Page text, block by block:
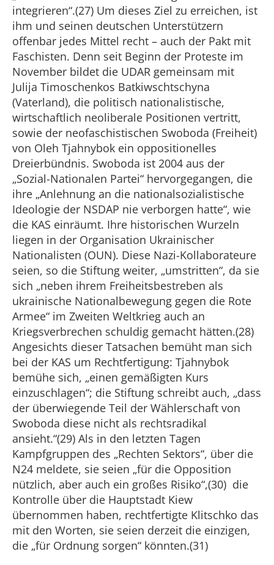
integrieren“.(27) Um dieses Ziel zu erreichen, ist
ihm und seinen deutschen Unterstützern
offenbar jedes Mittel recht – auch der Pakt mit
Faschisten. Denn seit Beginn der Proteste im
November bildet die UDAR gemeinsam mit
Julija Timoschenkos Batkiwschtschyna
(Vaterland), die politisch nationalistische,
wirtschaftlich neoliberale Positionen vertritt,
sowie der neofaschistischen Swoboda (Freiheit)
von Oleh Tjahnybok ein oppositionelles
Dreierbündnis. Swoboda ist 2004 aus der
„Sozial-Nationalen Partei“ hervorgegangen, die
ihre „Anlehnung an die nationalsozialistische
Ideologie der NSDAP nie verborgen hatte“, wie
die KAS einräumt. Ihre historischen Wurzeln
liegen in der Organisation Ukrainischer
Nationalisten (OUN). Diese Nazi-Kollaborateure
seien, so die Stiftung weiter, „umstritten“, da sie
sich „neben ihrem Freiheitsbestreben als
ukrainische Nationalbewegung gegen die Rote
Armee“ im Zweiten Weltkrieg auch an
Kriegsverbrechen schuldig gemacht hätten.(28)
Angesichts dieser Tatsachen bemüht man sich
bei der KAS um Rechtfertigung: Tjahnybok
bemühe sich, „einen gemäßigten Kurs
einzuschlagen“; die Stiftung schreibt auch, „dass
der überwiegende Teil der Wählerschaft von
Swoboda diese nicht als rechtsradikal
ansieht.“(29) Als in den letzten Tagen
Kampfgruppen des „Rechten Sektors“, über die
N24 meldete, sie seien „für die Opposition
nützlich, aber auch ein großes Risiko“,(30) die
Kontrolle über die Hauptstadt Kiew
übernommen haben, rechtfertigte Klitschko das
mit den Worten, sie seien derzeit die einzigen,
die „für Ordnung sorgen“ könnten.(31)